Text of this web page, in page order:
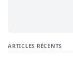
ARTICLES RÉCENTS